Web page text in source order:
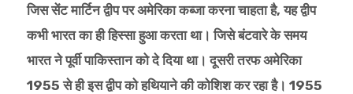
जिस सेंट मार्टिन द्वीप पर अमेरिका कब्जा करना चाहता है, यह द्वीप
कभी भारत का ही हिस्सा हुआ करता था। जिसे बंटवारे के समय
भारत ने पूर्वी पाकिस्तान को दे दिया था। दूसरी तरफ अमेरिका
1955 से ही इस द्वीप को हथियाने की कोशिश कर रहा है। 1955